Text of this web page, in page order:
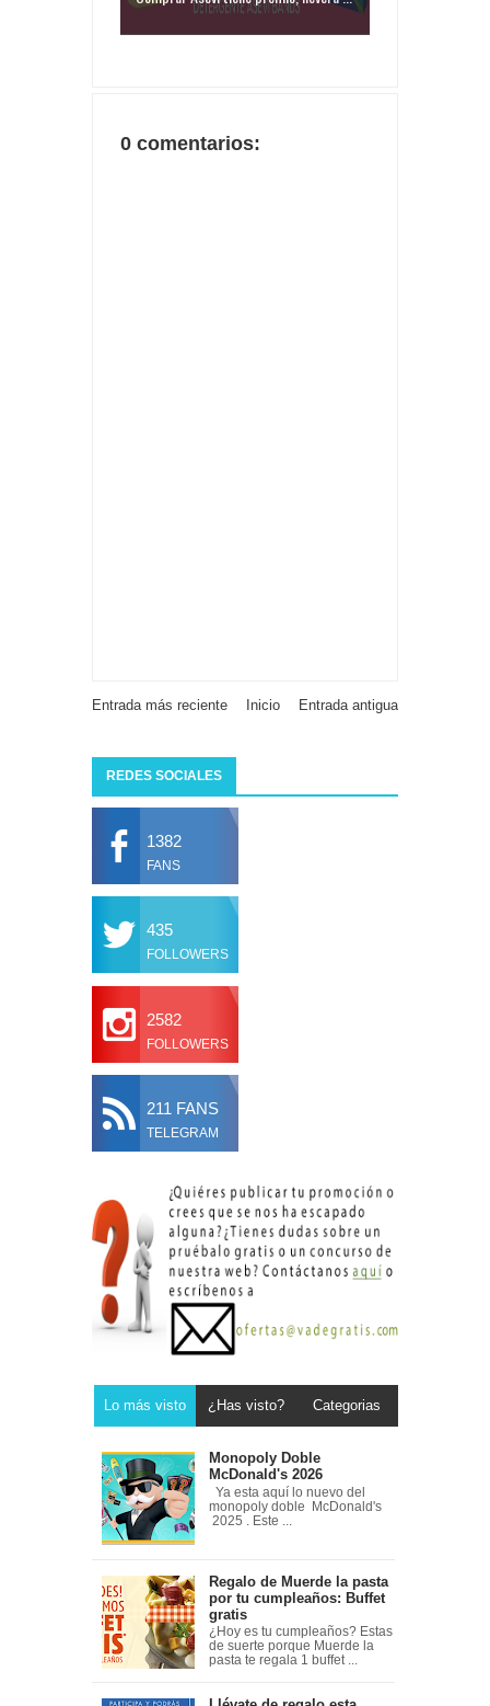
0 comentarios:
Entrada más reciente Entrada antigua
Inicio
REDES SOCIALES
1382
FANS
435
FOLLOWERS
2582
FOLLOWERS
211 FANS
TELEGRAM
Lo más visto ¿Has visto? Categorias
Monopoly Doble
McDonald's 2026
Ya esta aquí lo nuevo del
monopoly doble McDonald's
2025 . Este ...
Regalo de Muerde la pasta
por tu cumpleaños: Buffet
gratis
¿Hoy es tu cumpleaños? Estas
de suerte porque Muerde la
pasta te regala 1 buffet ...